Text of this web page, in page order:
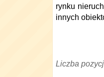
rynku
innych
Liczba